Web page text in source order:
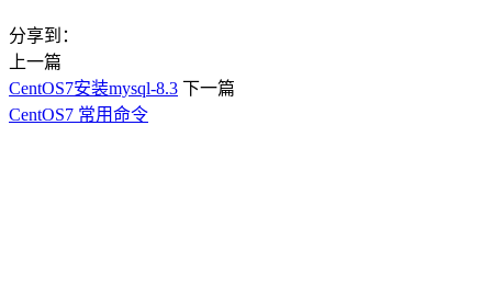
分享到：
上一篇
CentOS7安装mysql-8.3 下一篇
CentOS7 常用命令